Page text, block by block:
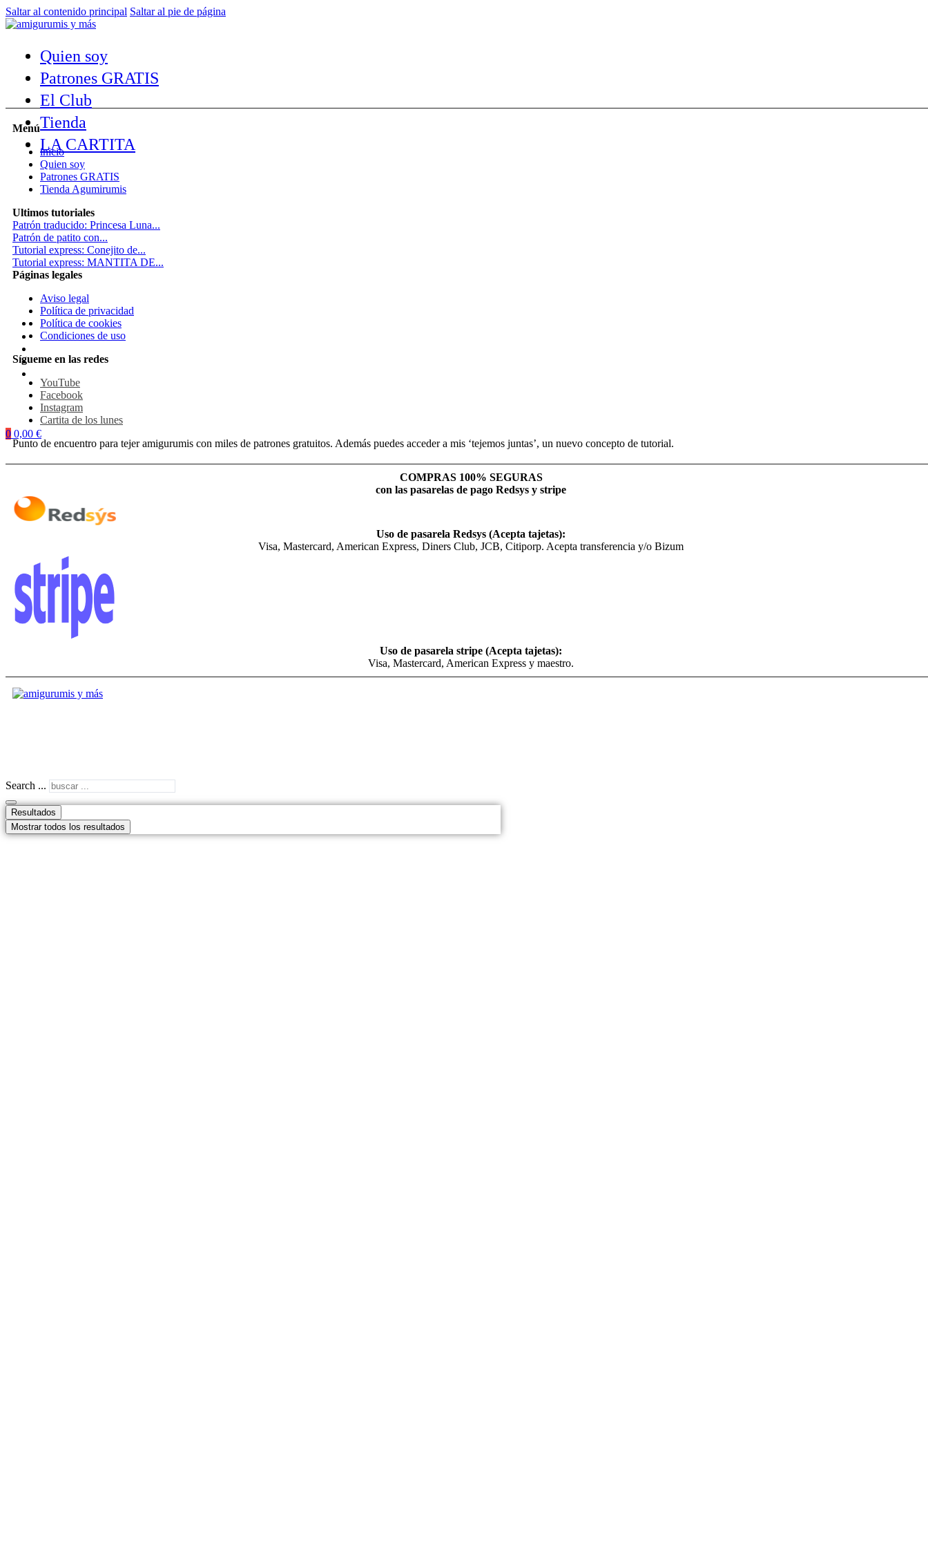
Saltar al contenido principal Saltar al pie de página
Quien soy
Patrones GRATIS
El Club
Tienda
LA CARTITA
0 0,00 €
Menú
inicio
Quien soy
Patrones GRATIS
Tienda Agumirumis
Ultimos tutoriales
Patrón traducido: Princesa Luna...
Patrón de patito con...
Tutorial express: Conejito de...
Tutorial express: MANTITA DE...
Páginas legales
Aviso legal
Política de privacidad
Política de cookies
Condiciones de uso
Sígueme en las redes
YouTube
Facebook
Instagram
Cartita de los lunes
Punto de encuentro para tejer amigurumis con miles de patrones gratuitos. Además puedes acceder a mis ‘tejemos juntas’, un nuevo concepto de tutorial.
COMPRAS 100% SEGURAS
con las pasarelas de pago Redsys y stripe
Uso de pasarela Redsys (Acepta tajetas):
Visa, Mastercard, American Express, Diners Club, JCB, Citiporp. Acepta transferencia y/o Bizum
Uso de pasarela stripe (Acepta tajetas):
Visa, Mastercard, American Express y maestro.
Search ...
Resultados
Mostrar todos los resultados